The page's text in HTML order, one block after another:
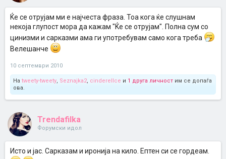
Ќе се отрујам ми е најчеста фраза. Тоа кога ќе слушнам
некоја глупост мора да кажам "Ќе се отрујам". Полна сум со
цинизми и сарказми ама ги употребувам само кога треба
Велешанче
10 септември 2010
На tweety-tweety, Seznajka2, cinderellce и 1 друга личност им се допаѓа
ова.
Trendafilka
Форумски идол
Исто и јас. Сарказам и иронија на кило. Ептен си се гордеам.